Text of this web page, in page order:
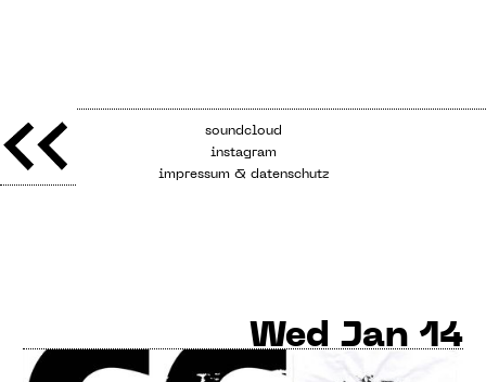
soundcloud
instagram
impressum & datenschutz
Wed Jan 14